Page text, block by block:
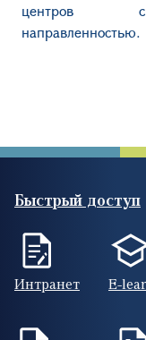
центров с
направленностью.
Быстрый доступ
Интранет E-